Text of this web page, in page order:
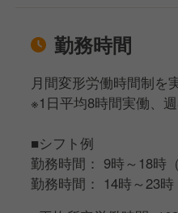
勤務時間
月間変形労働時間制を
※1日平均8時間実働、
■シフト例
勤務時間： 9時～18時
勤務時間： 14時～23